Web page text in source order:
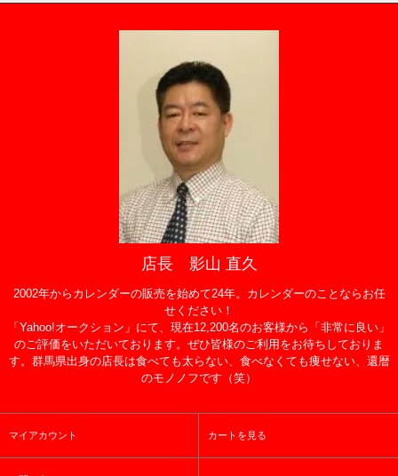
店長 影山 直久
2002年からカレンダーの販売を始めて24年。カレンダーのことならお任
せください！
「Yahoo!オークション」にて、現在12,200名のお客様から「非常に良い」
のご評価をいただいております。ぜひ皆様のご利用をお待ちしておりま
す。群馬県出身の店長は食べても太らない、食べなくても痩せない、還暦
のモノノフです（笑）
マイアカウント カートを見る